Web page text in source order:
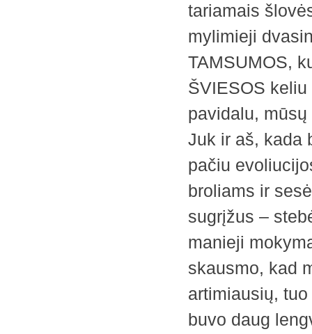
tariamais
mylimieji
TAMSUMOS,
ŠVIESOS
pavidalu,
Juk ir aš, kada
pačiu
broliams ir
sugrįžus –
manieji
skausmo, kad
artimiausių,
buvo daug